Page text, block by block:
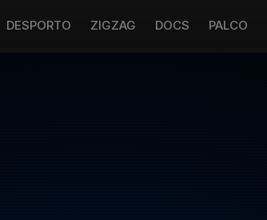
DESPORTO ZIGZAG DOCS PALCO